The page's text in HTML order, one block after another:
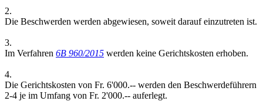
2.
Die Beschwerden werden abgewiesen, soweit darauf einzutreten ist.
3.
Im Verfahren 6B 960/2015 werden keine Gerichtskosten erhoben.
4.
Die Gerichtskosten von Fr. 6'000.-- werden den Beschwerdeführern
2-4 je im Umfang von Fr. 2'000.-- auferlegt.